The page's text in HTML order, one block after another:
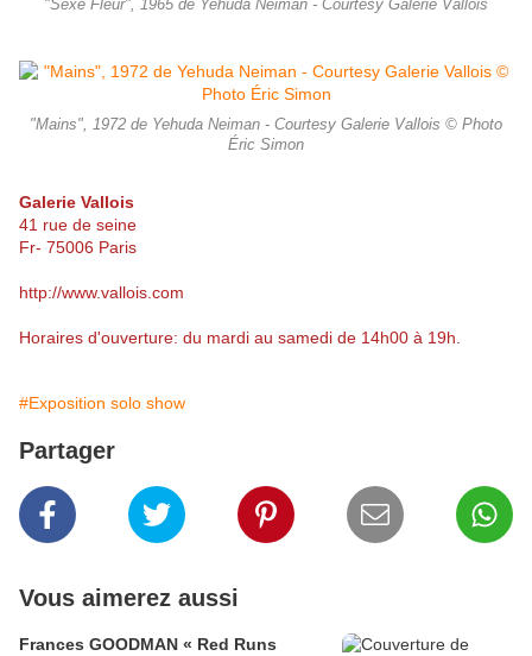
"Sexe Fleur", 1965 de Yehuda Neiman - Courtesy Galerie Vallois
"Mains", 1972 de Yehuda Neiman - Courtesy Galerie Vallois © Photo
Éric Simon
Galerie Vallois
41 rue de seine
Fr- 75006 Paris
http://www.vallois.com
Horaires d'ouverture: du mardi au samedi de 14h00 à 19h.
#Exposition solo show
Partager
Vous aimerez aussi
Frances GOODMAN « Red Runs